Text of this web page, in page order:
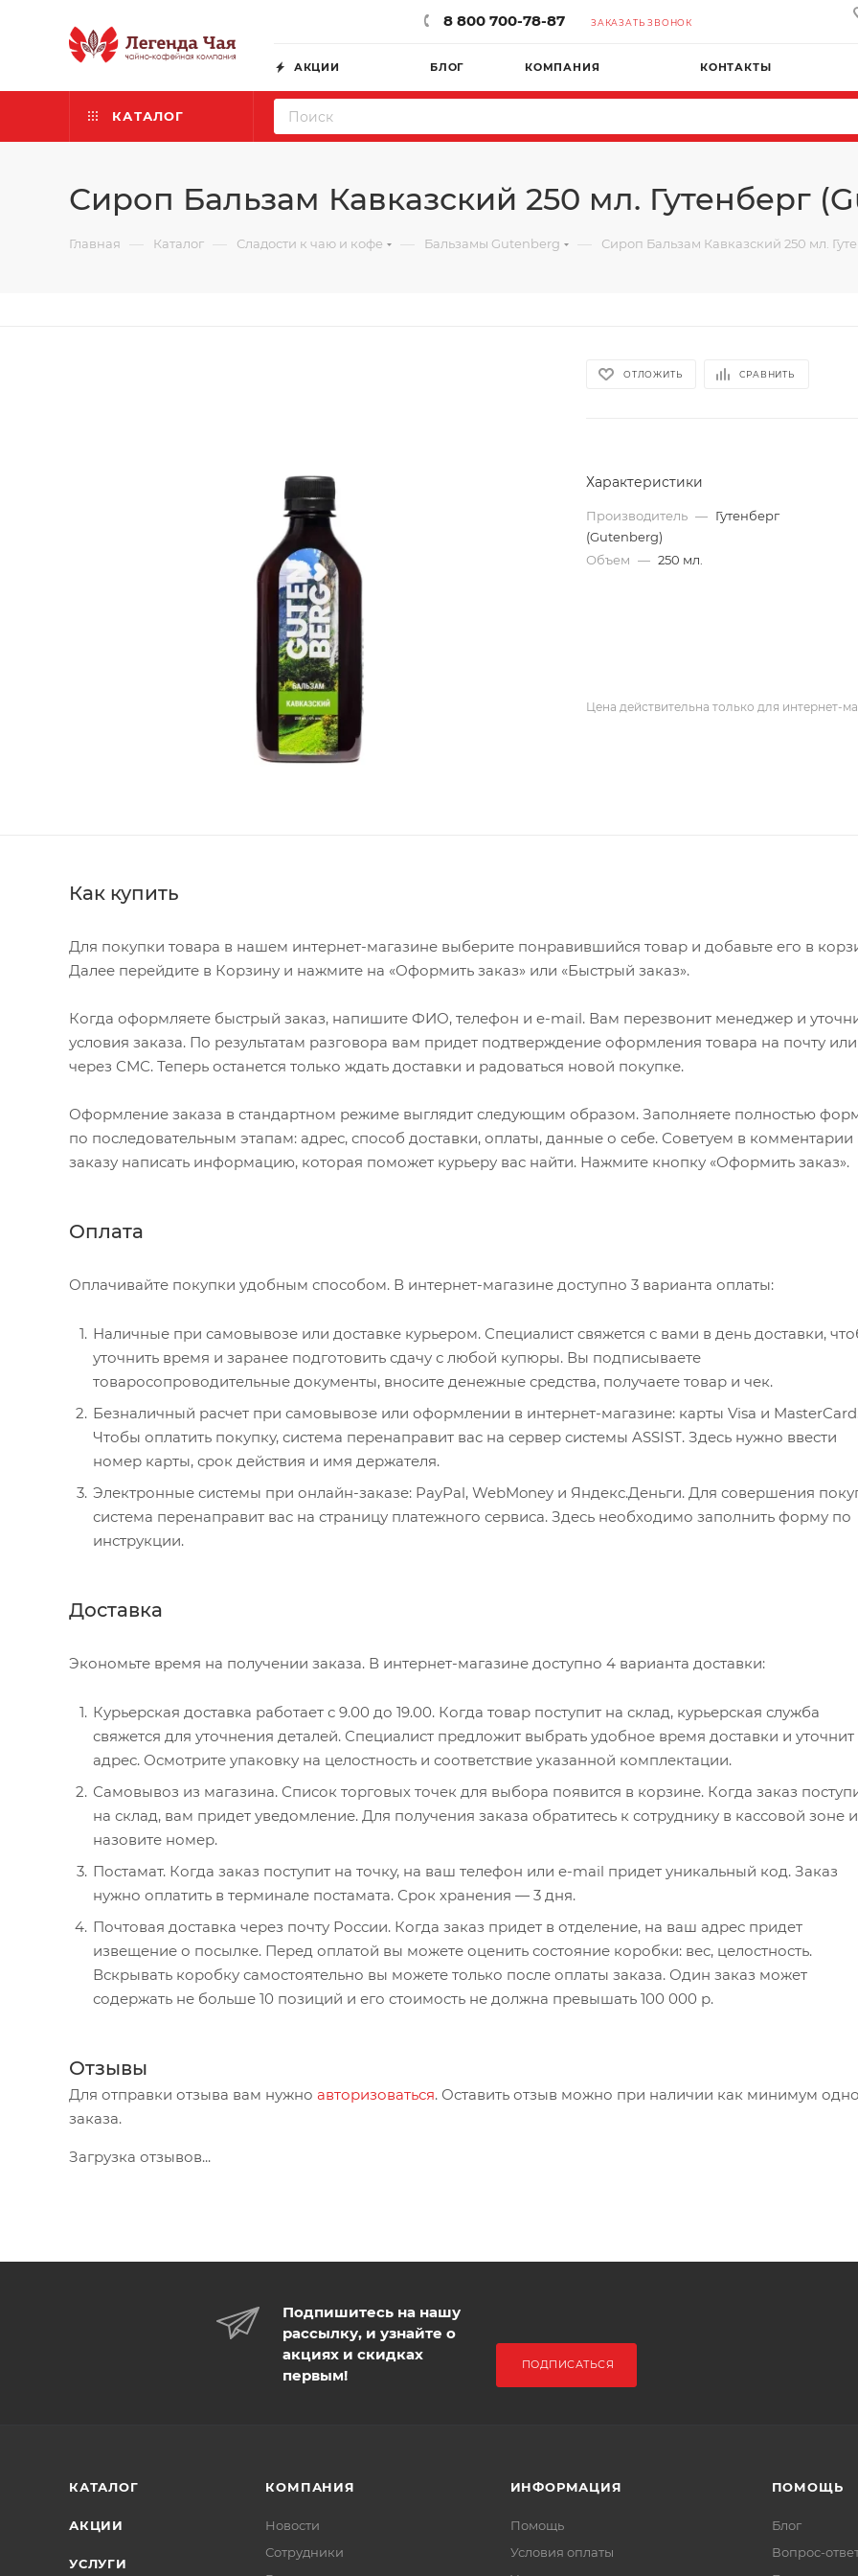
8 800 700-78-87 ЗАКАЗАТЬ ЗВОНОК
АКЦИИ БЛОГ КОМПАНИЯ КОНТАКТЫ
КАТАЛОГ
Сироп Бальзам Кавказский 250 мл. Гутенберг
Главная — Каталог — Сладости к чаю и кофе — Бальзамы Gutenberg — Сироп Бальзам Кавказский 250 мл.
ОТЛОЖИТЬ СРАВНИТЬ
Характеристики
Производитель — Гутенберг
(Gutenberg)
Объем — 250 мл.
Цена действительна только для интернет-
Как купить
Для покупки товара в нашем интернет-магазине выберите понравившийся товар и добавьте его в
Далее перейдите в Корзину и нажмите на «Оформить заказ» или «Быстрый заказ».
Когда оформляете быстрый заказ, напишите ФИО, телефон и e-mail. Вам перезвонит менеджер и
условия заказа. По результатам разговора вам придет подтверждение оформления товара на почту или
через СМС. Теперь останется только ждать доставки и радоваться новой покупке.
Оформление заказа в стандартном режиме выглядит следующим образом. Заполняете полностью
по последовательным этапам: адрес, способ доставки, оплаты, данные о себе. Советуем в комментарии
заказу написать информацию, которая поможет курьеру вас найти. Нажмите кнопку «Оформить заказ».
Оплата
Оплачивайте покупки удобным способом. В интернет-магазине доступно 3 варианта оплаты:
Наличные при самовывозе или доставке курьером. Специалист свяжется с вами в день доставки,
уточнить время и заранее подготовить сдачу с любой купюры. Вы подписываете
товаросопроводительные документы, вносите денежные средства, получаете товар и чек.
Безналичный расчет при самовывозе или оформлении в интернет-магазине: карты Visa и
Чтобы оплатить покупку, система перенаправит вас на сервер системы ASSIST. Здесь нужно ввести
номер карты, срок действия и имя держателя.
Электронные системы при онлайн-заказе: PayPal, WebMoney и Яндекс.Деньги. Для совершения
система перенаправит вас на страницу платежного сервиса. Здесь необходимо заполнить форму по
инструкции.
Доставка
Экономьте время на получении заказа. В интернет-магазине доступно 4 варианта доставки:
Курьерская доставка работает с 9.00 до 19.00. Когда товар поступит на склад, курьерская служба
свяжется для уточнения деталей. Специалист предложит выбрать удобное время доставки и уточнит
адрес. Осмотрите упаковку на целостность и соответствие указанной комплектации.
Самовывоз из магазина. Список торговых точек для выбора появится в корзине. Когда заказ
на склад, вам придет уведомление. Для получения заказа обратитесь к сотруднику в кассовой зоне и
назовите номер.
Постамат. Когда заказ поступит на точку, на ваш телефон или e-mail придет уникальный код. Заказ
нужно оплатить в терминале постамата. Срок хранения — 3 дня.
Почтовая доставка через почту России. Когда заказ придет в отделение, на ваш адрес придет
извещение о посылке. Перед оплатой вы можете оценить состояние коробки: вес, целостность.
Вскрывать коробку самостоятельно вы можете только после оплаты заказа. Один заказ может
содержать не больше 10 позиций и его стоимость не должна превышать 100 000 р.
Отзывы
Для отправки отзыва вам нужно авторизоваться. Оставить отзыв можно при наличии как минимум
заказа.
Загрузка отзывов...
Подпишитесь на нашу
рассылку, и узнайте о
акциях и скидках
первым!
ПОДПИСАТЬСЯ
КАТАЛОГ
АКЦИИ
УСЛУГИ
КОМПАНИЯ
Новости
Сотрудники
ИНФОРМАЦИЯ
Помощь
Условия оплаты
ПОМОЩЬ
Блог
Вопрос-